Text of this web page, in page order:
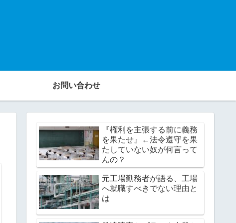
お問い合わせ
『権利を主張する前に義務
を果たせ』←法令遵守を果
たしていない奴が何言って
んの？
元工場勤務者が語る、工場
へ就職すべきでない理由と
は